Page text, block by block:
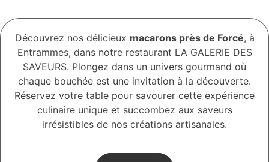
Découvrez nos délicieux macarons près de Forcé, à
Entrammes, dans notre restaurant LA GALERIE DES
SAVEURS. Plongez dans un univers gourmand où
chaque bouchée est une invitation à la découverte.
Réservez votre table pour savourer cette expérience
culinaire unique et succombez aux saveurs
irrésistibles de nos créations artisanales.